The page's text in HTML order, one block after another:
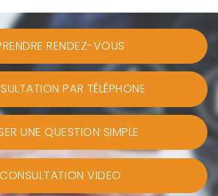
RENDEZ-VOUS
PAR TÉLÉPHONE
UNE QUESTION SIMPLE
CONSULTATION VIDEO